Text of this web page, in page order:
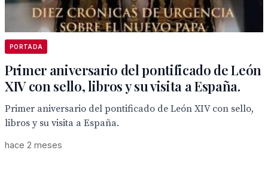
PORTADA
Primer aniversario del pontificado de León
XIV con sello, libros y su visita a España.
Primer aniversario del pontificado de León XIV con sello,
libros y su visita a España.
hace 2 meses